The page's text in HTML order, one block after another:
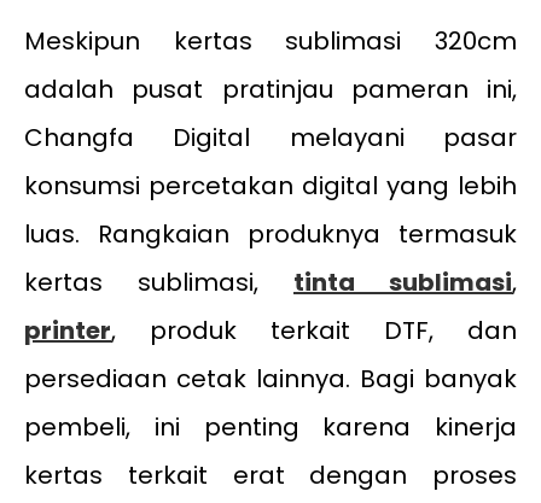
Meskipun kertas sublimasi 320cm
adalah pusat pratinjau pameran ini,
Changfa Digital melayani pasar
konsumsi percetakan digital yang lebih
luas. Rangkaian produknya termasuk
kertas sublimasi, tinta sublimasi,
printer, produk terkait DTF, dan
persediaan cetak lainnya. Bagi banyak
pembeli, ini penting karena kinerja
kertas terkait erat dengan proses